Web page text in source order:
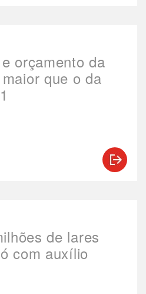
orçamento da
que o da
de lares
com auxílio